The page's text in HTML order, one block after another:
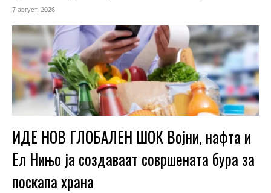
7 август, 2026
ИДЕ НОВ ГЛОБАЛЕН ШОК Војни, нафта и
Ел Нињо ја создаваат совршената бура за
поскапа храна